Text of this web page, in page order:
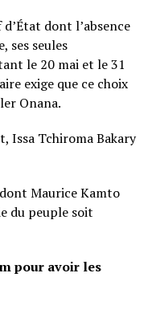
dont l’absence
ses seules
le 20 mai et le 31
exige que ce choix
Onana.
Issa Tchiroma Bakary
Maurice Kamto
du peuple soit
pour avoir les